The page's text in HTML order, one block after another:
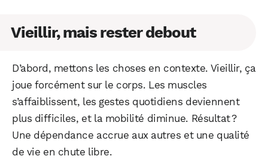
Vieillir, mais rester debout
D’abord, mettons les choses en contexte. Vieillir, ça
joue forcément sur le corps. Les muscles
s’affaiblissent, les gestes quotidiens deviennent
plus difficiles, et la mobilité diminue. Résultat ?
Une dépendance accrue aux autres et une qualité
de vie en chute libre.